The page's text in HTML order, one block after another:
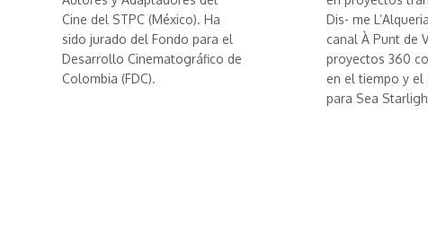
Cine del STPC (México). Ha
sido jurado del Fondo para el
Desarrollo Cinematográfico de
Colombia (FDC).
Dis- me
canal À Punt de
proyectos 360
en el tiempo y el
para Sea